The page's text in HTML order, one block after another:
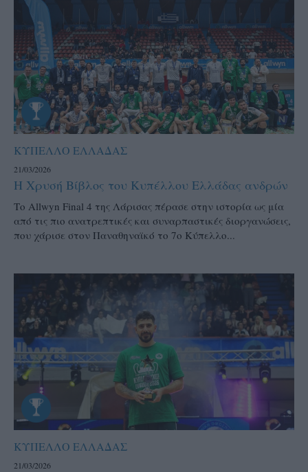
ΚΥΠΕΛΛΟ ΕΛΛΑΔΑΣ
21/03/2026
Η Χρυσή Βίβλος του Κυπέλλου Ελλάδας ανδρών
Το Allwyn Final 4 της Λάρισας πέρασε στην ιστορία ως μία
από τις πιο ανατρεπτικές και συναρπαστικές διοργανώσεις,
που χάρισε στον Παναθηναϊκό το 7ο Κύπελλο...
ΚΥΠΕΛΛΟ ΕΛΛΑΔΑΣ
21/03/2026